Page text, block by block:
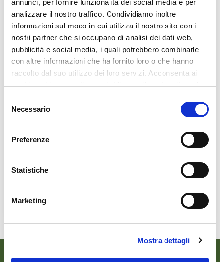
annunci, per fornire funzionalità dei social media e per
analizzare il nostro traffico. Condividiamo inoltre
informazioni sul modo in cui utilizza il nostro sito con i
nostri partner che si occupano di analisi dei dati web,
pubblicità e social media, i quali potrebbero combinarle
con altre informazioni che ha fornito loro o che hanno
raccolto dal suo utilizzo dei loro servizi. Acconsenta ai
nostri cookie se continua ad utilizzare il nostro sito web.
delNecessario
Preferenze
Statistiche
Marketing
Mostra dettagli
Energie rinnovate, nuove competenze per
affrontare le sfide quotidiane con maggiore